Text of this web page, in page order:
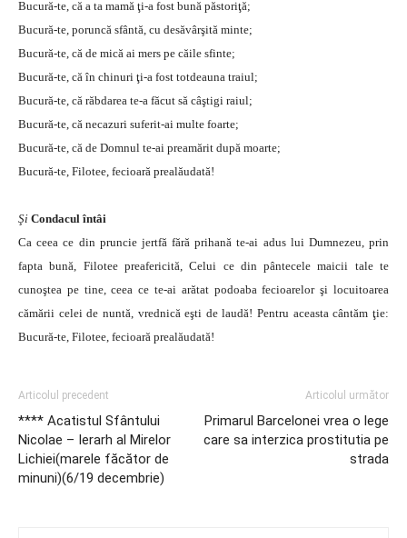
Bucură-te, că a ta mamă ţi-a fost bună păstoriţă;
Bucură-te, poruncă sfântă, cu desăvârşită minte;
Bucură-te, că de mică ai mers pe căile sfinte;
Bucură-te, că în chinuri ţi-a fost totdeauna traiul;
Bucură-te, că răbdarea te-a făcut să câştigi raiul;
Bucură-te, că necazuri suferit-ai multe foarte;
Bucură-te, că de Domnul te-ai preamărit după moarte;
Bucură-te, Filotee, fecioară prealăudată!
Şi Condacul întâi
Ca ceea ce din pruncie jertfă fără prihană te-ai adus lui Dumnezeu, prin
fapta bună, Filotee preafericită, Celui ce din pântecele maicii tale te
cunoştea pe tine, ceea ce te-ai arătat podoaba fecioarelor şi locuitoarea
cămării celei de nuntă, vrednică eşti de laudă! Pentru aceasta cântăm ţie:
Bucură-te, Filotee, fecioară prealăudată!
Articolul precedent
**** Acatistul Sfântului
Nicolae – Ierarh al Mirelor
Lichiei(marele făcător de
minuni)(6/19 decembrie)
Articolul următor
Primarul Barcelonei vrea o lege
care sa interzica prostitutia pe
strada